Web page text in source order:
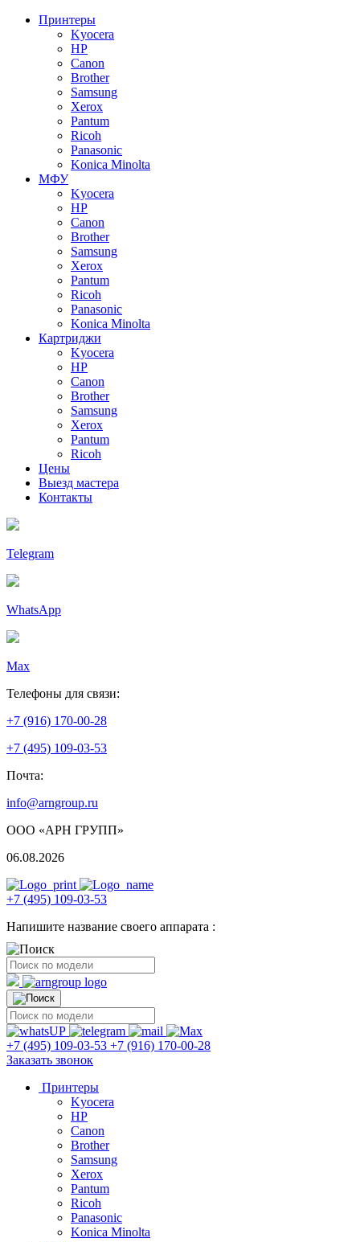
Принтеры
Kyocera
HP
Canon
Brother
Samsung
Xerox
Pantum
Ricoh
Panasonic
Konica Minolta
МФУ
Kyocera
HP
Canon
Brother
Samsung
Xerox
Pantum
Ricoh
Panasonic
Konica Minolta
Картриджи
Kyocera
HP
Canon
Brother
Samsung
Xerox
Pantum
Ricoh
Цены
Выезд мастера
Контакты
Telegram
WhatsApp
Max
Телефоны для связи:
+7 (916) 170-00-28
+7 (495) 109-03-53
Почта:
info@arngroup.ru
ООО «АРН ГРУПП»
06.08.2026
+7 (495) 109-03-53
Напишите название своего аппарата :
+7 (495) 109-03-53 +7 (916) 170-00-28
Заказать звонок
Принтеры
Kyocera
HP
Canon
Brother
Samsung
Xerox
Pantum
Ricoh
Panasonic
Konica Minolta